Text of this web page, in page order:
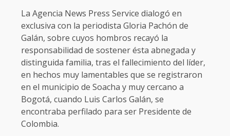
La Agencia News Press Service dialogó en
exclusiva con la periodista Gloria Pachón de
Galán, sobre cuyos hombros recayó la
responsabilidad de sostener ésta abnegada y
distinguida familia, tras el fallecimiento del líder,
en hechos muy lamentables que se registraron
en el municipio de Soacha y muy cercano a
Bogotá, cuando Luis Carlos Galán, se
encontraba perfilado para ser Presidente de
Colombia.